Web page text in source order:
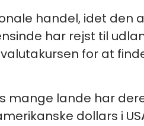
handel, idet den
har rejst til
for at
lande har
dollars i